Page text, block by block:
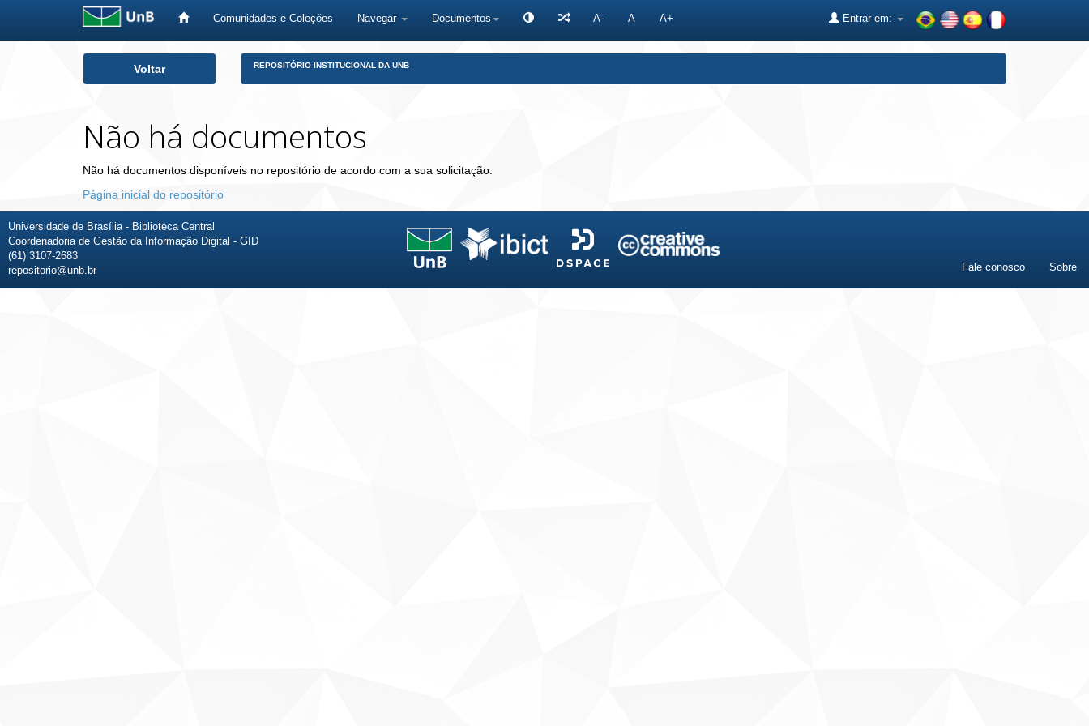
Comunidades e Coleções Navegar Documentos A- A A+ Entrar em:
Voltar REPOSITÓRIO INSTITUCIONAL DA UNB
Não há documentos
Não há documentos disponíveis no repositório de acordo com a sua solicitação.
Página inicial do repositório
Universidade de Brasília - Biblioteca Central
Coordenadoria de Gestão da Informação Digital - GID
(61) 3107-2683
repositorio@unb.br
Fale conosco Sobre